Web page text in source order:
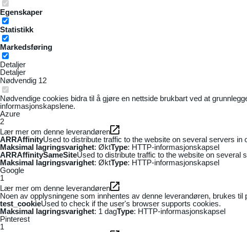
Egenskaper
Statistikk
Markedsføring
Detaljer
Detaljer
Nødvendig 12
Nødvendige cookies bidra til å gjøre en nettside brukbart ved at
informasjonskapslene.
Azure
2
Lær mer om denne leverandøren
ARRAffinityUsed to distribute traffic to the website on several servers in
Maksimal lagringsvarighet: ØktType: HTTP-informasjonskapsel
ARRAffinitySameSiteUsed to distribute traffic to the website on several
Maksimal lagringsvarighet: ØktType: HTTP-informasjonskapsel
Google
1
Lær mer om denne leverandøren
Noen av opplysningene som innhentes av denne leverandøren, brukes
test_cookieUsed to check if the user's browser supports cookies.
Maksimal lagringsvarighet: 1 dagType: HTTP-informasjonskapsel
Pinterest
1